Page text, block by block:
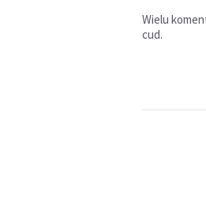
Wielu
cud.